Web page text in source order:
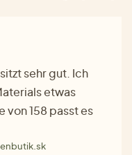
sehr gut. Ich
etwas
von 158 passt es